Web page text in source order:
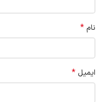
نام *
ایمیل *